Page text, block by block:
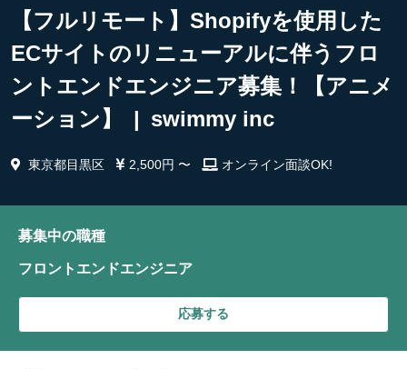
【フルリモート】Shopifyを使用した
ECサイトのリニューアルに伴うフロ
ントエンドエンジニア募集！【アニメ
ーション】 | swimmy inc
東京都目黒区 2,500円 〜 オンライン面談OK!
募集中の職種
フロントエンドエンジニア
応募する